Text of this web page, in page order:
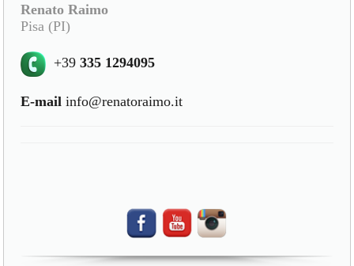
Renato Raimo
Pisa (PI)
+39335 1294095
E-mail info@renatoraimo.it